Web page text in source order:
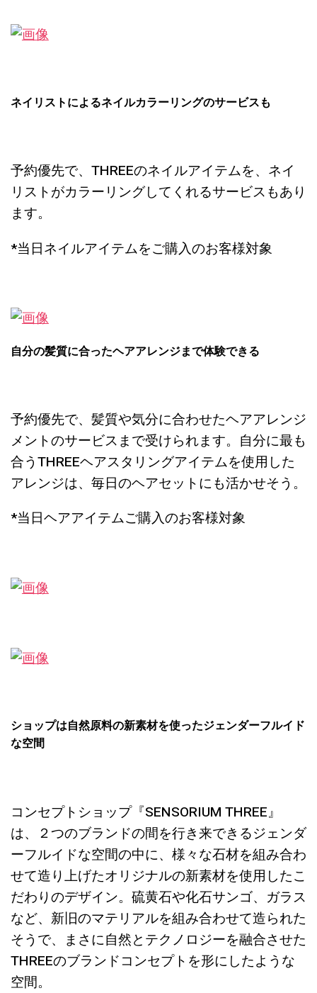
ネイリストによるネイルカラーリングのサービスも
予約優先で、THREEのネイルアイテムを、ネイ
リストがカラーリングしてくれるサービスもあり
ます。
*当日ネイルアイテムをご購入のお客様対象
自分の髪質に合ったヘアアレンジまで体験できる
予約優先で、髪質や気分に合わせたヘアアレンジ
メントのサービスまで受けられます。自分に最も
合うTHREEヘアスタリングアイテムを使用した
アレンジは、毎日のヘアセットにも活かせそう。
*当日ヘアアイテムご購入のお客様対象
ショップは自然原料の新素材を使ったジェンダーフルイド
な空間
コンセプトショップ『SENSORIUM THREE』
は、２つのブランドの間を行き来できるジェンダ
ーフルイドな空間の中に、様々な石材を組み合わ
せて造り上げたオリジナルの新素材を使用したこ
だわりのデザイン。硫黄石や化石サンゴ、ガラス
など、新旧のマテリアルを組み合わせて造られた
そうで、まさに自然とテクノロジーを融合させた
THREEのブランドコンセプトを形にしたような
空間。